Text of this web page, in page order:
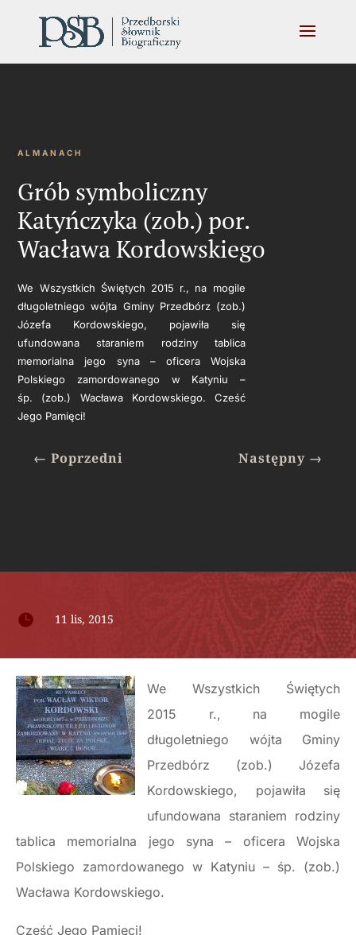
ALMANACH
Grób symboliczny
Katyńczyka (zob.) por.
Wacława Kordowskiego
We Wszystkich Świętych 2015 r., na mogile
długoletniego wójta Gminy Przedbórz (zob.)
Józefa Kordowskiego, pojawiła się
ufundowana staraniem rodziny tablica
memorialna jego syna – oficera Wojska
Polskiego zamordowanego w Katyniu –
śp. (zob.) Wacława Kordowskiego. Cześć
Jego Pamięci!
←Poprzedni Następny→
 11 lis, 2015
We Wszystkich Świętych
2015 r., na mogile
długoletniego wójta Gminy
Przedbórz (zob.) Józefa
Kordowskiego, pojawiła się
ufundowana staraniem rodziny
tablica memorialna jego syna – oficera Wojska
Polskiego zamordowanego w Katyniu – śp. (zob.)
Wacława Kordowskiego.
Cześć Jego Pamięci!